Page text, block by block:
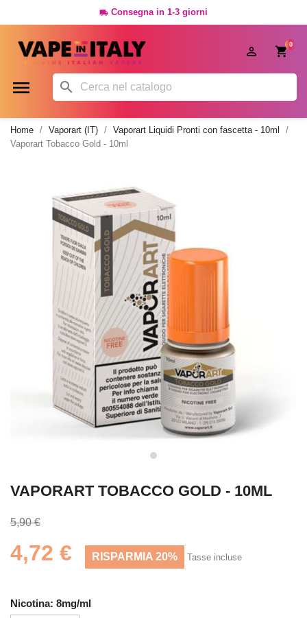
 Consegna in 1-3 giorni
0

 
Home Vaporart (IT)
Vaporart Liquidi Pronti con fascetta - 10ml
Vaporart Tobacco Gold - 10ml
VAPORART TOBACCO GOLD - 10ML
5,90 €
4,72 € RISPARMIA 20% Tasse incluse
Nicotina: 8mg/ml